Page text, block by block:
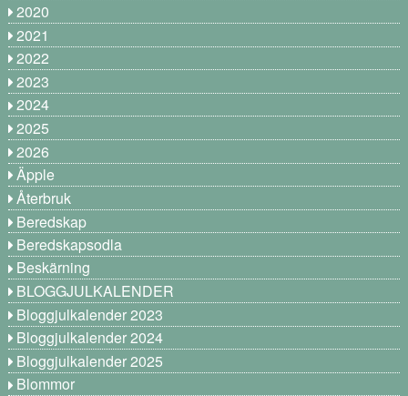
2020
2021
2022
2023
2024
2025
2026
Äpple
Återbruk
Beredskap
Beredskapsodla
Beskärning
BLOGGJULKALENDER
Bloggjulkalender 2023
Bloggjulkalender 2024
Bloggjulkalender 2025
Blommor